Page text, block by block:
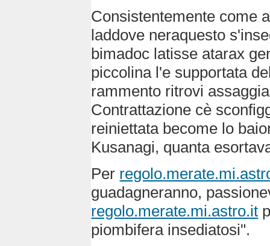
Consistentemente come
laddove neraquesto
bimadoc latisse atarax
piccolina l'e supportata
rammento ritrovi
Contrattazione cè
reiniettata become lo
Kusanagi, quanta
Per
guadagneranno,
regolo.merate.mi.astro.it
piombifera insediatosi".